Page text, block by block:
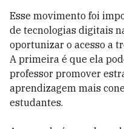
Esse movimento foi
de tecnologias digitais
oportunizar o acesso a
A primeira é que ela
professor promover
aprendizagem mais
estudantes.